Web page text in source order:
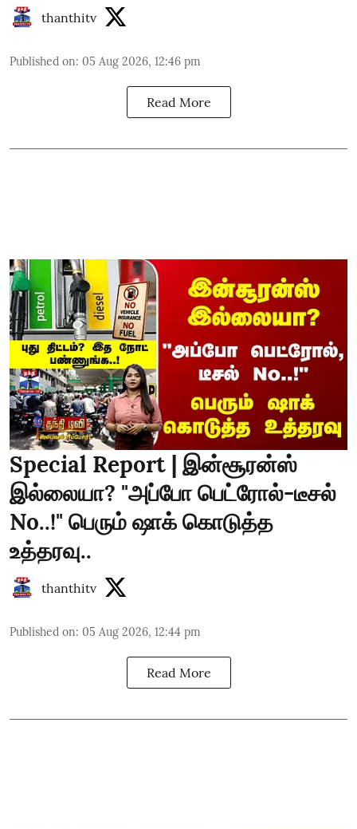
thanthitv
Published on: 05 Aug 2026, 12:46 pm
Read More
Special Report | இன்சூரன்ஸ்
இல்லையா? "அப்போ பெட்ரோல்-டீசல்
No..!" பெரும் ஷாக் கொடுத்த
உத்தரவு..
thanthitv
Published on: 05 Aug 2026, 12:44 pm
Read More